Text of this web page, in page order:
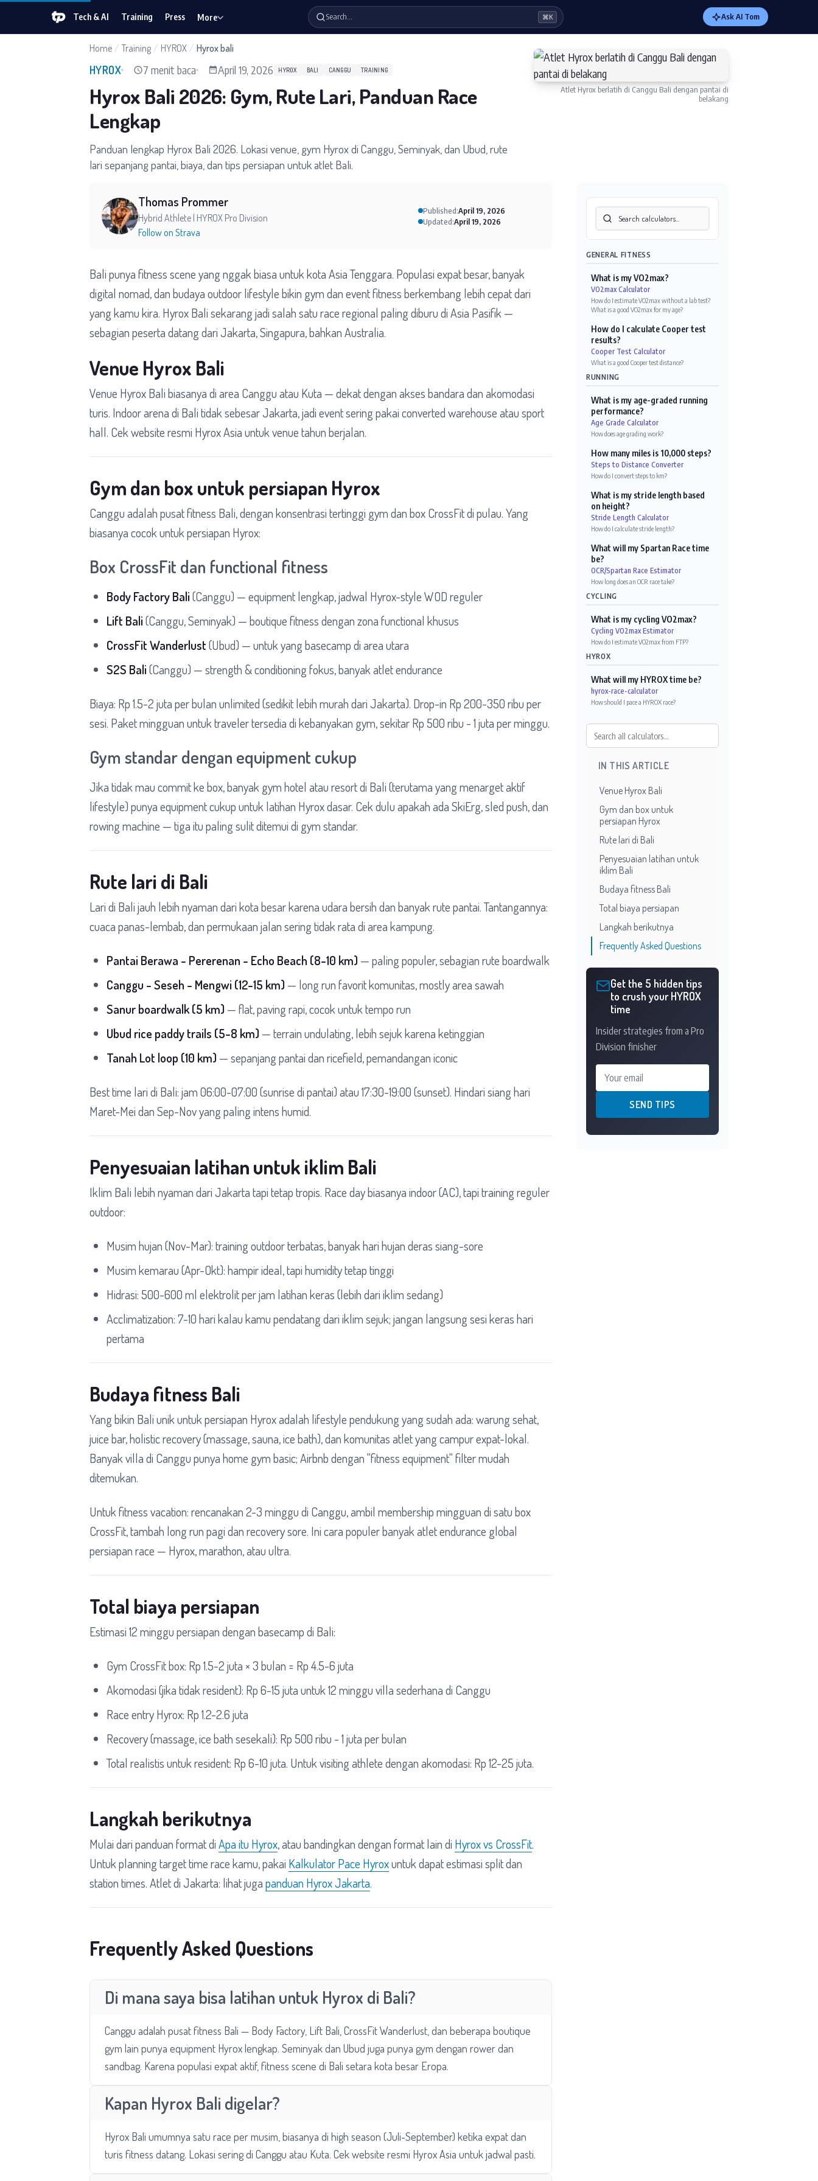
Tech & AI Training Press More Search… ⌘K Ask AI Tom
Home / Training / HYROX / Hyrox bali
HYROX 7 menit baca April 19, 2026 HYROX BALI CANGGU TRAINING
Hyrox Bali 2026: Gym, Rute Lari, Panduan Race
Lengkap
Panduan lengkap Hyrox Bali 2026. Lokasi venue, gym Hyrox di Canggu, Seminyak, dan Ubud, rute
lari sepanjang pantai, biaya, dan tips persiapan untuk atlet Bali.
Atlet Hyrox berlatih di Canggu Bali dengan pantai di
belakang
Thomas Prommer
Hybrid Athlete | HYROX Pro Division
Follow on Strava
Published:April 19, 2026
Updated:April 19, 2026
Bali punya fitness scene yang nggak biasa untuk kota Asia Tenggara. Populasi expat besar, banyak
digital nomad, dan budaya outdoor lifestyle bikin gym dan event fitness berkembang lebih cepat dari
yang kamu kira. Hyrox Bali sekarang jadi salah satu race regional paling diburu di Asia Pasifik —
sebagian peserta datang dari Jakarta, Singapura, bahkan Australia.
Venue Hyrox Bali
Venue Hyrox Bali biasanya di area Canggu atau Kuta — dekat dengan akses bandara dan akomodasi
turis. Indoor arena di Bali tidak sebesar Jakarta, jadi event sering pakai converted warehouse atau sport
hall. Cek website resmi Hyrox Asia untuk venue tahun berjalan.
Gym dan box untuk persiapan Hyrox
Canggu adalah pusat fitness Bali, dengan konsentrasi tertinggi gym dan box CrossFit di pulau. Yang
biasanya cocok untuk persiapan Hyrox:
Box CrossFit dan functional fitness
Body Factory Bali(Canggu) — equipment lengkap, jadwal Hyrox-style WOD reguler
Lift Bali(Canggu, Seminyak) — boutique fitness dengan zona functional khusus
CrossFit Wanderlust(Ubud) — untuk yang basecamp di area utara
S2S Bali(Canggu) — strength & conditioning fokus, banyak atlet endurance
Biaya: Rp 1.5-2 juta per bulan unlimited (sedikit lebih murah dari Jakarta). Drop-in Rp 200-350 ribu per
sesi. Paket mingguan untuk traveler tersedia di kebanyakan gym, sekitar Rp 500 ribu - 1 juta per minggu.
Gym standar dengan equipment cukup
Jika tidak mau commit ke box, banyak gym hotel atau resort di Bali (terutama yang menarget aktif
lifestyle) punya equipment cukup untuk latihan Hyrox dasar. Cek dulu apakah ada SkiErg, sled push, dan
rowing machine — tiga itu paling sulit ditemui di gym standar.
Rute lari di Bali
Lari di Bali jauh lebih nyaman dari kota besar karena udara bersih dan banyak rute pantai. Tantangannya:
cuaca panas-lembab, dan permukaan jalan sering tidak rata di area kampung.
Pantai Berawa - Pererenan - Echo Beach (8-10 km) — paling populer, sebagian rute boardwalk
Canggu - Seseh - Mengwi (12-15 km) — long run favorit komunitas, mostly area sawah
Sanur boardwalk (5 km) — flat, paving rapi, cocok untuk tempo run
Ubud rice paddy trails (5-8 km) — terrain undulating, lebih sejuk karena ketinggian
Tanah Lot loop (10 km) — sepanjang pantai dan ricefield, pemandangan iconic
Best time lari di Bali: jam 06:00-07:00 (sunrise di pantai) atau 17:30-19:00 (sunset). Hindari siang hari
Maret-Mei dan Sep-Nov yang paling intens humid.
Penyesuaian latihan untuk iklim Bali
Iklim Bali lebih nyaman dari Jakarta tapi tetap tropis. Race day biasanya indoor (AC), tapi training reguler
outdoor:
Musim hujan (Nov-Mar): training outdoor terbatas, banyak hari hujan deras siang-sore
Musim kemarau (Apr-Okt): hampir ideal, tapi humidity tetap tinggi
Hidrasi: 500-600 ml elektrolit per jam latihan keras (lebih dari iklim sedang)
Acclimatization: 7-10 hari kalau kamu pendatang dari iklim sejuk; jangan langsung sesi keras hari
pertama
Budaya fitness Bali
Yang bikin Bali unik untuk persiapan Hyrox adalah lifestyle pendukung yang sudah ada: warung sehat,
juice bar, holistic recovery (massage, sauna, ice bath), dan komunitas atlet yang campur expat-lokal.
Banyak villa di Canggu punya home gym basic; Airbnb dengan "fitness equipment" filter mudah
ditemukan.
Untuk fitness vacation: rencanakan 2-3 minggu di Canggu, ambil membership mingguan di satu box
CrossFit, tambah long run pagi dan recovery sore. Ini cara populer banyak atlet endurance global
persiapan race — Hyrox, marathon, atau ultra.
Total biaya persiapan
Estimasi 12 minggu persiapan dengan basecamp di Bali:
Gym CrossFit box: Rp 1.5-2 juta × 3 bulan = Rp 4.5-6 juta
Akomodasi (jika tidak resident): Rp 6-15 juta untuk 12 minggu villa sederhana di Canggu
Race entry Hyrox: Rp 1.2-2.6 juta
Recovery (massage, ice bath sesekali): Rp 500 ribu - 1 juta per bulan
Total realistis untuk resident: Rp 6-10 juta. Untuk visiting athlete dengan akomodasi: Rp 12-25 juta.
Langkah berikutnya
Mulai dari panduan format diApa itu Hyrox, atau bandingkan dengan format lain di Hyrox vs CrossFit.
Untuk planning target time race kamu, pakai Kalkulator Pace Hyroxuntuk dapat estimasi split dan
station times. Atlet di Jakarta: lihat jugapanduan Hyrox Jakarta.
Frequently Asked Questions
Di mana saya bisa latihan untuk Hyrox di Bali?
Canggu adalah pusat fitness Bali — Body Factory, Lift Bali, CrossFit Wanderlust, dan beberapa boutique
gym lain punya equipment Hyrox lengkap. Seminyak dan Ubud juga punya gym dengan rower dan
sandbag. Karena populasi expat aktif, fitness scene di Bali setara kota besar Eropa.
Kapan Hyrox Bali digelar?
Hyrox Bali umumnya satu race per musim, biasanya di high season (Juli-September) ketika expat dan
turis fitness datang. Lokasi sering di Canggu atau Kuta. Cek website resmi Hyrox Asia untuk jadwal pasti.
GENERAL FITNESS
What is my VO2max?
VO2max Calculator
How do I estimate VO2max without a lab test?
What is a good VO2max for my age?
How do I calculate Cooper test
results?
Cooper Test Calculator
What is a good Cooper test distance?
RUNNING
What is my age-graded running
performance?
Age Grade Calculator
How does age grading work?
How many miles is 10,000 steps?
Steps to Distance Converter
How do I convert steps to km?
What is my stride length based
on height?
Stride Length Calculator
How do I calculate stride length?
What will my Spartan Race time
be?
OCR/Spartan Race Estimator
How long does an OCR race take?
CYCLING
What is my cycling VO2max?
Cycling VO2max Estimator
How do I estimate VO2max from FTP?
HYROX
What will my HYROX time be?
hyrox-race-calculator
How should I pace a HYROX race?
IN THIS ARTICLE
Venue Hyrox Bali
Gym dan box untuk
persiapan Hyrox
Rute lari di Bali
Penyesuaian latihan untuk
iklim Bali
Budaya fitness Bali
Total biaya persiapan
Langkah berikutnya
Frequently Asked Questions
Get the 5 hidden tips
to crush your HYROX
time
Insider strategies from a Pro
Division finisher
Your email
SEND TIPS